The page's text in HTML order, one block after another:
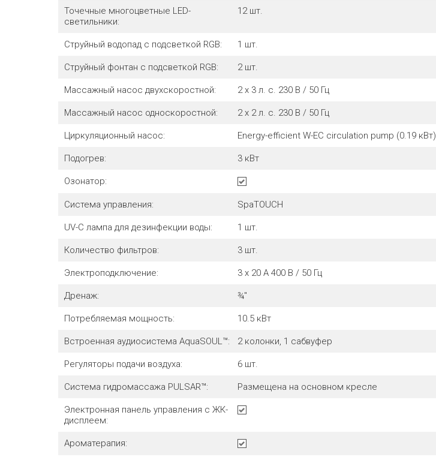
Точечные многоцветные LED-
светильники:
12 шт.
Струйный водопад с подсветкой RGB: 1 шт.
Струйный фонтан с подсветкой RGB: 2 шт.
Массажный насос двухскоростной: 2 x 3 л. с. 230 В / 50 Гц
Массажный насос односкоростной: 2 x 2 л. с. 230 В / 50 Гц
Циркуляционный насос: Energy-efficient W-EC circulation pump (0.19 кВт)
Подогрев: 3 кВт
Озонатор:
Система управления: SpaTOUCH
UV-C лампа для дезинфекции воды: 1 шт.
Количество фильтров: 3 шт.
Электроподключение: 3 х 20 А 400 В / 50 Гц
Дренаж: ¾"
Потребляемая мощность: 10.5 кВт
Встроенная аудиосистема AquaSOUL™: 2 колонки, 1 сабвуфер
Регуляторы подачи воздуха: 6 шт.
Система гидромассажа PULSAR™: Размещена на основном кресле
Электронная панель управления с ЖК-
дисплеем:
Ароматерапия: